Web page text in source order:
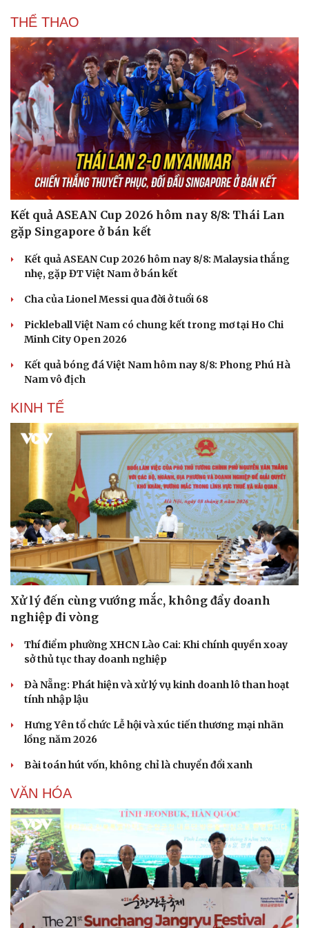
Du lịch
Tư vấn
Săn Tour
check-in
Câu chuyện thời sự
Đọc truyện đêm khuya
Cửa sổ tình yêu
THỂ THAO
Kết quả ASEAN Cup 2026 hôm nay 8/8: Thái Lan
gặp Singapore ở bán kết
Kết quả ASEAN Cup 2026 hôm nay 8/8: Malaysia thắng
nhẹ, gặp ĐT Việt Nam ở bán kết
Cha của Lionel Messi qua đời ở tuổi 68
Pickleball Việt Nam có chung kết trong mơ tại Ho Chi
Minh City Open 2026
Kết quả bóng đá Việt Nam hôm nay 8/8: Phong Phú Hà
Nam vô địch
KINH TẾ
Xử lý đến cùng vướng mắc, không đẩy doanh
nghiệp đi vòng
Thí điểm phường XHCN Lào Cai: Khi chính quyền xoay
sở thủ tục thay doanh nghiệp
Đà Nẵng: Phát hiện và xử lý vụ kinh doanh lô than hoạt
tính nhập lậu
Hưng Yên tổ chức Lễ hội và xúc tiến thương mại nhãn
lồng năm 2026
Bài toán hút vốn, không chỉ là chuyển đổi xanh
VĂN HÓA